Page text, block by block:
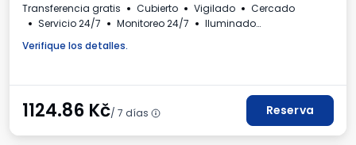
Transferencia gratis Cubierto Vigilado
Cercado
Servicio 24/7
Monitoreo 24/7
Iluminado
Verifique los detalles.
1124.86 Kč/ 7 días Reserva